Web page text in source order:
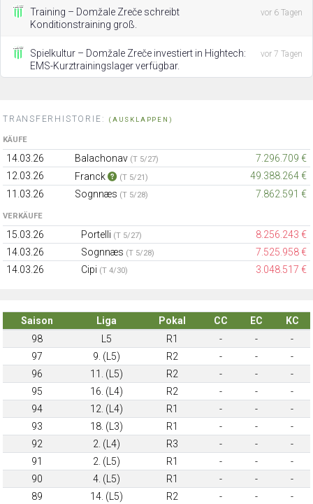
Training – Domžale Zreče schreibt
Konditionstraining groß.
vor 6 Tagen
Spielkultur – Domžale Zreče investiert in Hightech:
EMS-Kurztrainingslager verfügbar.
vor 7 Tagen
TRANSFERHISTORIE: (AUSKLAPPEN)
KÄUFE
14.03.26 Balachonav (T 5/27)
7.296.709 €
12.03.26
Franck (T 5/21)
49.388.264 €
11.03.26
Sognnæs (T 5/28) 7.862.591 €
VERKÄUFE
15.03.26 Portelli (T 5/27)
8.256.243 €
14.03.26
Sognnæs (T 5/28)
7.525.958 €
14.03.26
Cipi (T 4/30) 3.048.517 €
Saison Liga Pokal CC EC
KC
98
L5 R1 - -
-
97
9. (L5) R2 - -
-
96
11. (L5) R2 - -
-
95
16. (L4) R2 - -
-
94
12. (L4) R1 - -
-
93
18. (L3) R1 - -
-
92
2. (L4) R3 - -
-
91
2. (L5) R1 - -
-
90
4. (L5) R1 - -
-
89
14. (L5) R2 - - -